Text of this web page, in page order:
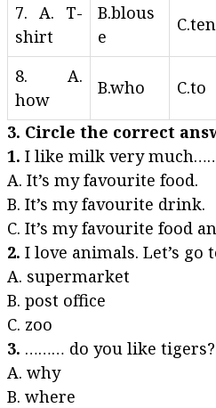
7. A. T-
shirt
B.blous
e
C.ten
8. A.
how
B.who C.to
3. Circle the correct
1. I like milk very
A. It’s my favourite food.
B. It’s my favourite drink.
C. It’s my favourite food
2. I love animals. Let’s
A. supermarket
B. post office
C. zoo
3. ……… do you like tigers?
A. why
B. where